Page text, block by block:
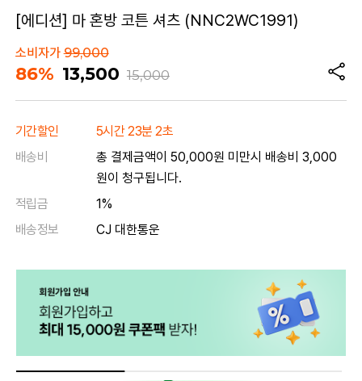
[에디션] 마 혼방 코튼 셔츠 (NNC2WC1991)
소비자가99,000
86% 13,500 15,000
기간할인
5시간 23분 2초
배송비
총 결제금액이 50,000원 미만시 배송비 3,000
원이 청구됩니다.
적립금
1%
배송정보
CJ 대한통운